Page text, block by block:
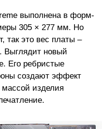
выполнена в форм-
305 × 277 мм. Но
так это вес платы –
Выглядит новый
Его ребристые
создают эффект
массой изделия